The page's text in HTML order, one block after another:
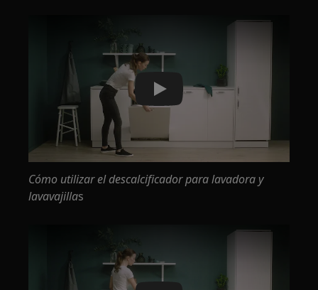
Play
Cómo utilizar el descalcificador para lavadora y
lavavajillas